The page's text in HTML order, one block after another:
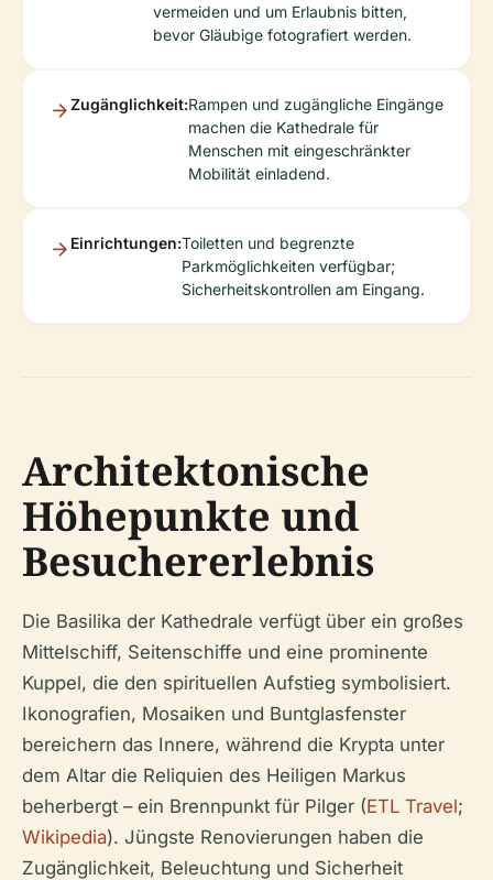
vermeiden und um Erlaubnis bitten,
bevor Gläubige fotografiert werden.
Zugänglichkeit:Rampen und zugängliche Eingänge
machen die Kathedrale für
Menschen mit eingeschränkter
Mobilität einladend.
Einrichtungen:Toiletten und begrenzte
Parkmöglichkeiten verfügbar;
Sicherheitskontrollen am Eingang.
Architektonische
Höhepunkte und
Besuchererlebnis
Die Basilika der Kathedrale verfügt über ein großes
Mittelschiff, Seitenschiffe und eine prominente
Kuppel, die den spirituellen Aufstieg symbolisiert.
Ikonografien, Mosaiken und Buntglasfenster
bereichern das Innere, während die Krypta unter
dem Altar die Reliquien des Heiligen Markus
beherbergt – ein Brennpunkt für Pilger (ETL Travel;
Wikipedia). Jüngste Renovierungen haben die
Zugänglichkeit, Beleuchtung und Sicherheit